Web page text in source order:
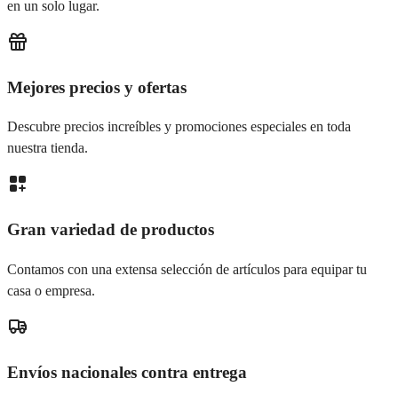
en un solo lugar.
Mejores precios y ofertas
Descubre precios increíbles y promociones especiales en toda
nuestra tienda.
Gran variedad de productos
Contamos con una extensa selección de artículos para equipar tu
casa o empresa.
Envíos nacionales contra entrega